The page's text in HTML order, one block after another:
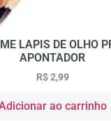
LAPIS DE OLHO
APONTADOR
R$2,99
ao carrinho